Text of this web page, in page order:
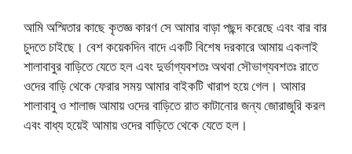
আমি অস্মিতার কাছে কৃতজ্ঞ কারণ সে আমার বাড়া পছন্দ করেছে এবং বার বার
চুদতে চাইছে। বেশ কয়েকদিন বাদে একটি বিশেষ দরকারে আমায় একলাই
শালাবাবুর বাড়িতে যেতে হল এবং দুর্ভাগ্যবশতঃ অথবা সৌভাগ্যবশতঃ রাতে
ওদের বাড়ি থেকে ফেরার সময় আমার বাইকটি খারাপ হয়ে গেল। আমার
শালাবাবু ও শালাজ আমায় ওদের বাড়িতে রাত কাটানোর জন্য জোরাজুরি করল
এবং বাধ্য হয়েই আমায় ওদের বাড়িতে থেকে যেতে হল।